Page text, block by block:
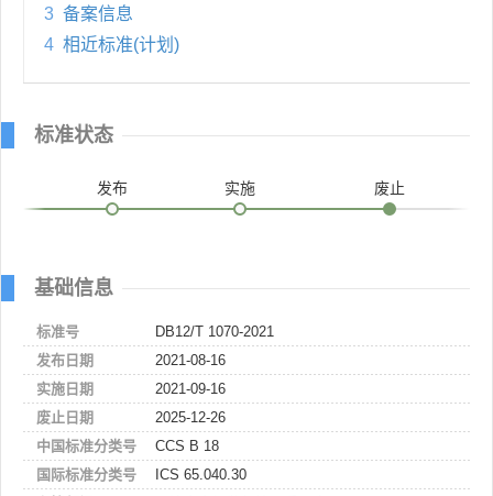
3 备案信息
4 相近标准(计划)
标准状态
发布 实施 废止
基础信息
标准号
DB12/T 1070-2021
发布日期
2021-08-16
实施日期
2021-09-16
废止日期
2025-12-26
中国标准分类号
CCS B 18
国际标准分类号
ICS 65.040.30